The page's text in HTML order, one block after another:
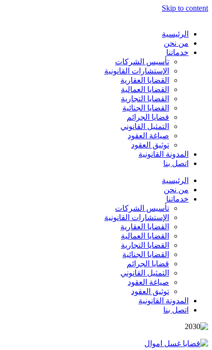
Skip to content
الرئيسية
من نحن
خدماتنا
تأسيس الشركات
الإستشارات القانونية
القضايا العقارية
القضايا العمالية
القضايا التجارية
القضايا الجنائية
قضايا الجرائم
التمثيل القانوني
صياغة العقود
توثيق العقود
المدونة القانونية
اتصل بنا
الرئيسية
من نحن
خدماتنا
تأسيس الشركات
الإستشارات القانونية
القضايا العقارية
القضايا العمالية
القضايا التجارية
القضايا الجنائية
قضايا الجرائم
التمثيل القانوني
صياغة العقود
توثيق العقود
المدونة القانونية
اتصل بنا